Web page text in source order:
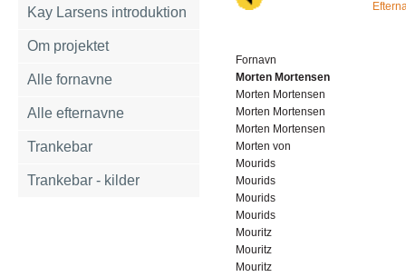
Kay Larsens introduktion
Om projektet
Alle fornavne
Alle efternavne
Trankebar
Trankebar - kilder
Fornavn
Morten Mortensen
Morten Mortensen
Morten Mortensen
Morten Mortensen
Morten von
Mourids
Mourids
Mourids
Mourids
Mouritz
Mouritz
Mouritz